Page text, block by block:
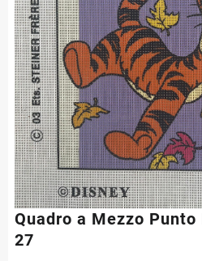
Quadro a Mezzo
27